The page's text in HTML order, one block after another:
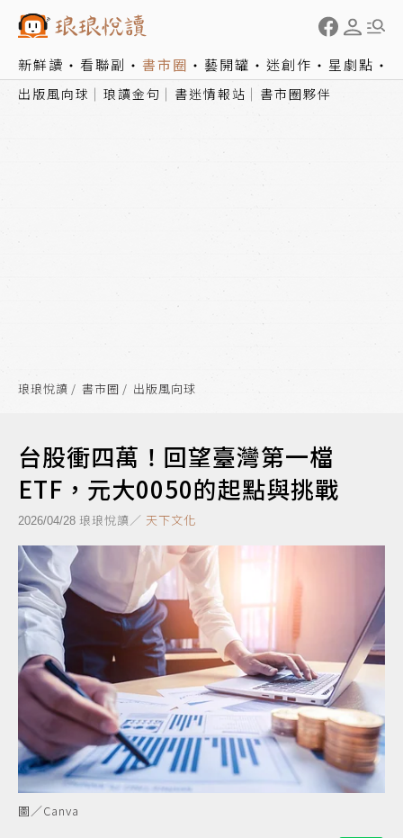
新鮮讀 看聯副 書市圈 藝開罐 迷創作 星劇點
出版風向球 琅讀金句 書迷情報站 書市圈夥伴
琅琅悅讀 書市圈 出版風向球
台股衝四萬！回望臺灣第一檔
ETF，元大0050的起點與挑戰
2026/04/28 琅琅悅讀／ 天下文化
圖／Canva